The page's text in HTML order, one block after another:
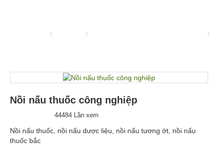
/ /
/
Nồi nấu thuốc công nghiệp
44484 Lần xem
Nồi nấu thuốc, nồi nấu dược liệu, nồi nấu tương ớt, nồi nấu
thuốc bắc